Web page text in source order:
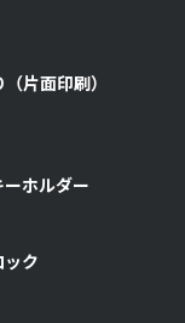
片面印刷）
ホルダー
ック